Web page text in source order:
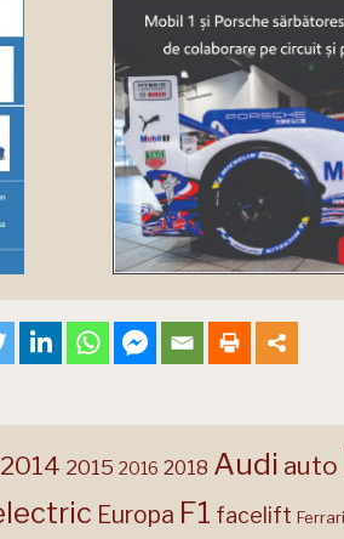
2014 2015 2016 2018 Audi auto
Europa F1 facelift Ferrari